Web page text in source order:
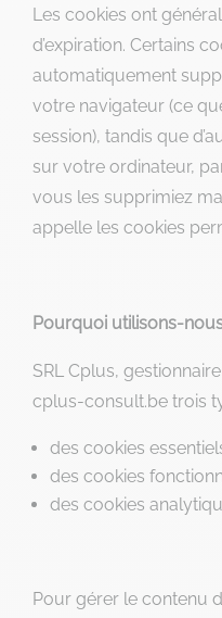
Les cookies ont
d’expiration. Certains
automatiquement
votre navigateur (ce
session), tandis que
sur votre ordinateur,
vous les supprimiez
appelle les cookies
Pourquoi utilisons-
SRL Cplus,
cplus-consult.be trois
des cookies
des cookies
des cookies
Pour gérer le contenu